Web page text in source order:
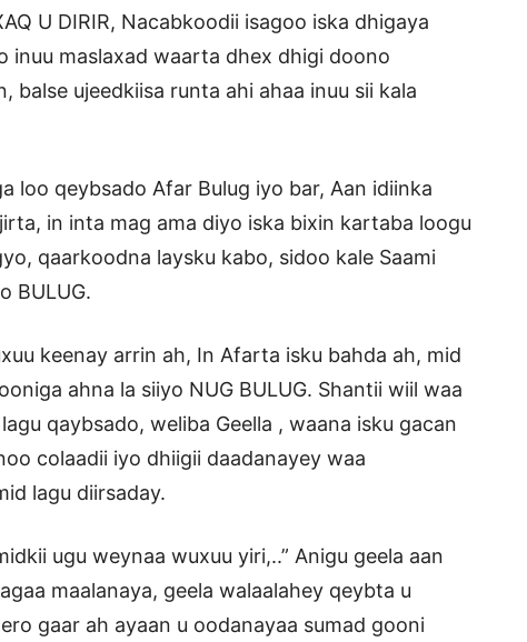
U DIRIR, Nacabkoodii isagoo iska dhigaya
inuu maslaxad waarta dhex dhigi doono
balse ujeedkiisa runta ahi ahaa inuu sii kala
loo qeybsado Afar Bulug iyo bar, Aan idiinka
in inta mag ama diyo iska bixin kartaba loogu
qaarkoodna laysku kabo, sidoo kale Saami
BULUG.
keenay arrin ah, In Afarta isku bahda ah, mid
ahna la siiyo NUG BULUG. Shantii wiil waa
qaybsado, weliba Geella , waana isku gacan
colaadii iyo dhiigii daadanayey waa
lagu diirsaday.
ugu weynaa wuxuu yiri,..” Anigu geela aan
maalanaya, geela walaalahey qeybta u
gaar ah ayaan u oodanayaa sumad gooni